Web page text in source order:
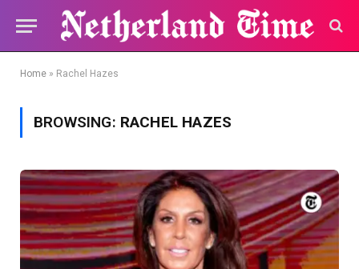
Home » Rachel Hazes
BROWSING: RACHEL HAZES